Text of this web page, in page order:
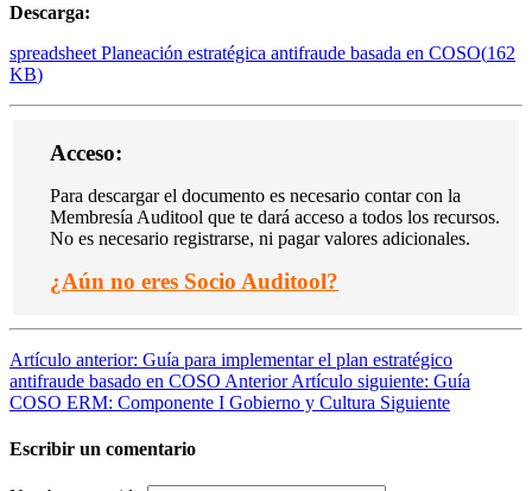
Descarga:
spreadsheet Planeación estratégica antifraude basada en COSO(162
KB)
Acceso:
Para descargar el documento es necesario contar con la
Membresía Auditool que te dará acceso a todos los recursos.
No es necesario registrarse, ni pagar valores adicionales.
¿Aún no eres Socio Auditool?
Artículo anterior: Guía para implementar el plan estratégico
antifraude basado en COSO Anterior Artículo siguiente: Guía
COSO ERM: Componente I Gobierno y Cultura Siguiente
Escribir un comentario